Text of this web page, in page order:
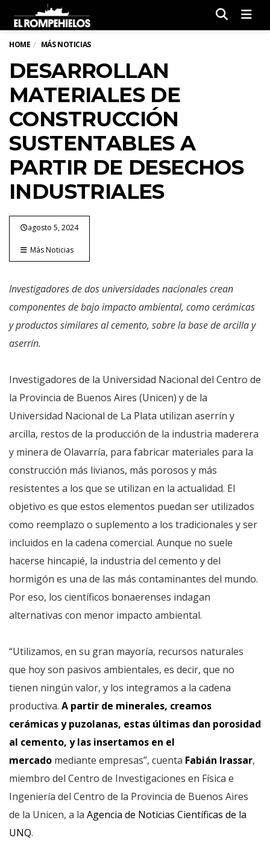
HOME MÁS NOTICIAS
DESARROLLAN
MATERIALES DE
CONSTRUCCIÓN
SUSTENTABLES A
PARTIR DE DESECHOS
INDUSTRIALES
agosto 5, 2024
Más Noticias
Investigadores de dos universidades nacionales crean
componentes de bajo impacto ambiental, como cerámicas
y productos similares al cemento, sobre la base de arcilla y
aserrín.
Investigadores de la Universidad Nacional del Centro de
la Provincia de Buenos Aires (Unicen) y de la
Universidad Nacional de La Plata utilizan aserrín y
arcilla, restos de la producción de la industria maderera
y minera de Olavarría, para fabricar materiales para la
construcción más livianos, más porosos y más
resistentes a los que se utilizan en la actualidad. El
objetivo es que estos elementos puedan ser utilizados
como reemplazo o suplemento a los tradicionales y ser
incluidos en la cadena comercial. Aunque no suele
hacerse hincapié, la industria del cemento y del
hormigón es una de las más contaminantes del mundo.
Por eso, los científicos bonaerenses indagan
alternativas con menor impacto ambiental.
“Utilizamos, en su gran mayoría, recursos naturales
que hoy son pasivos ambientales, es decir, que no
tienen ningún valor, y los integramos a la cadena
productiva. A partir de minerales, creamos
cerámicas y puzolanas, estas últimas dan porosidad
al cemento, y las insertamos en el
mercado mediante empresas”, cuenta Fabián Irassar,
miembro del Centro de Investigaciones en Física e
Ingeniería del Centro de la Provincia de Buenos Aires
de la Unicen, a la Agencia de Noticias Científicas de la
UNQ.